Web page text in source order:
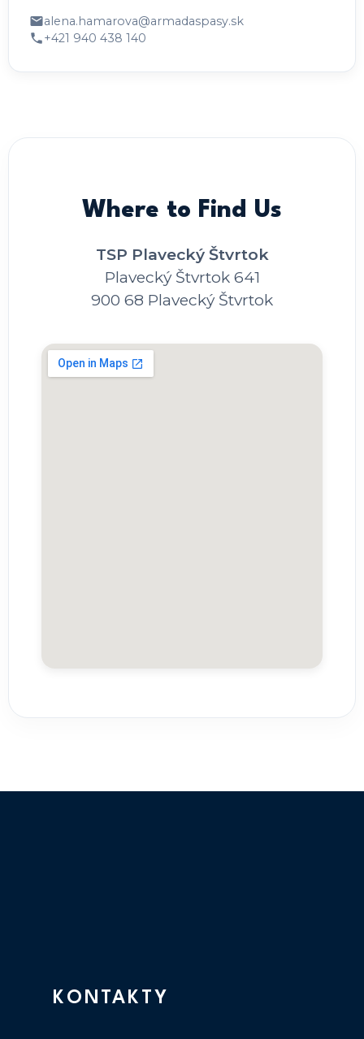
alena.hamarova@armadaspasy.sk
+421 940 438 140
Where to Find Us
TSP Plavecký Štvrtok
Plavecký Štvrtok 641
900 68 Plavecký Štvrtok
KONTAKTY